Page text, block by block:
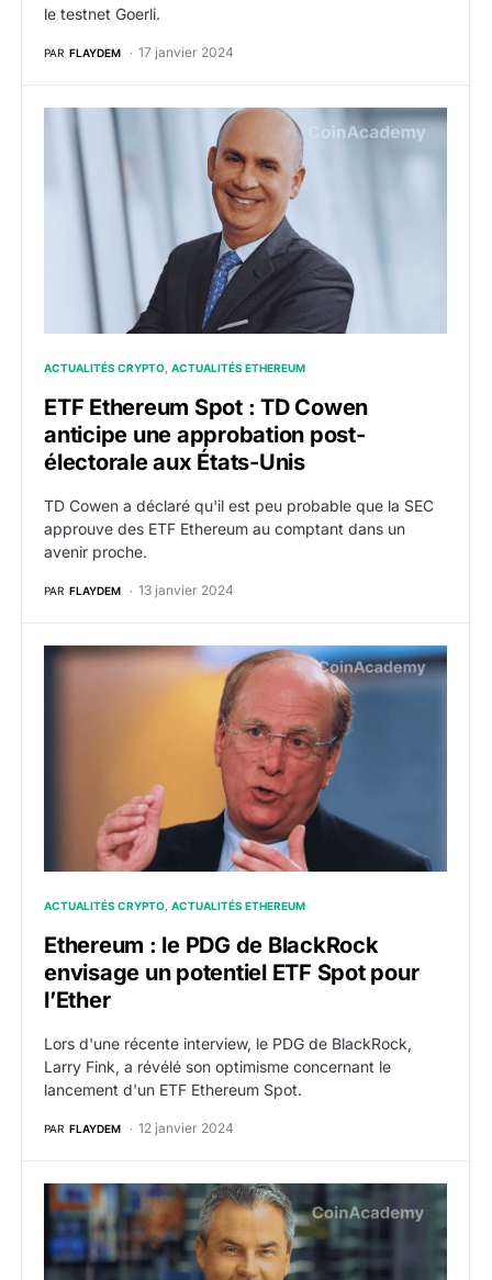
le testnet Goerli.
PAR FLAYDEM 17 janvier 2024
ETF Ethereum Spot : TD Cowen anticipe une
ACTUALITÉS CRYPTO ACTUALITÉS ETHEREUM
ETF Ethereum Spot : TD Cowen
anticipe une approbation post-
électorale aux États-Unis
TD Cowen a déclaré qu'il est peu probable que la SEC
approuve des ETF Ethereum au comptant dans un
avenir proche.
PAR FLAYDEM 13 janvier 2024
Ethereum : le PDG de BlackRock envisage un
ACTUALITÉS CRYPTO ACTUALITÉS ETHEREUM
Ethereum : le PDG de BlackRock
envisage un potentiel ETF Spot pour
l’Ether
Lors d'une récente interview, le PDG de BlackRock,
Larry Fink, a révélé son optimisme concernant le
lancement d'un ETF Ethereum Spot.
PAR FLAYDEM 12 janvier 2024
ETF Ethereum Spot : un analyste estime à 70% les